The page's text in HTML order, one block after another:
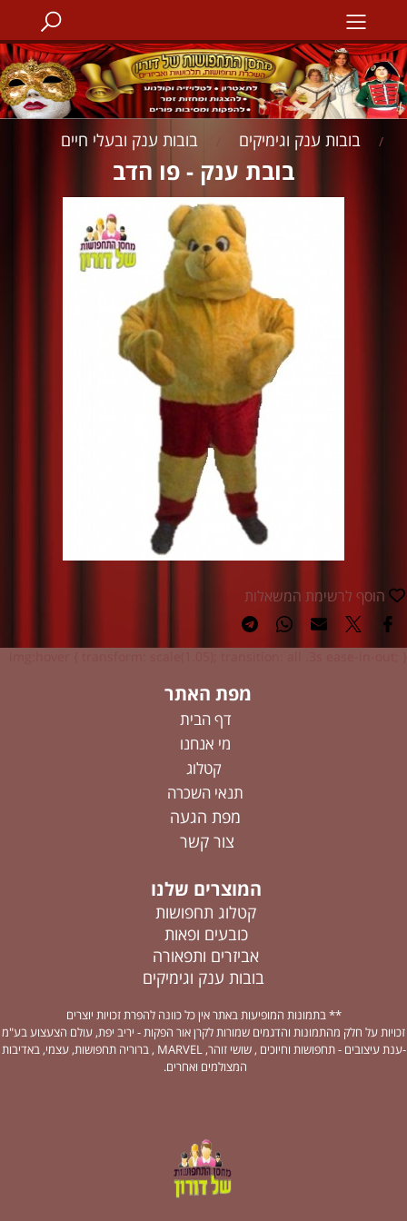
/ בובות ענק וגימיקים בובות ענק ובעלי חיים
בובת ענק - פו הדב
הוסף לרשימת המשאלות
מפת האתר
דף הבית
מי אנחנו
קטלוג
תנאי השכרה
מפת הגעה
צור קשר
המוצרים שלנו
קטלוג תחפושות
כובעים ופאות
אביזרים ותפאורה
בובות ענק וגימיקים
** בתמונות המופיעות באתר אין כל כוונה להפרת זכויות יוצרים
זכויות על חלק מהתמונות והדגמים שמורות לקרן אור הפקות - יריב יפת, עולם הצעצוע בע"מ
-ענת עיצובים - תחפושות וחיוכים , שושי זוהר, MARVEL , ברוריה תחפושות, עצמי, באדיבות
המצולמים ואחרים.